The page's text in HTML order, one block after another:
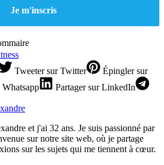
Tweetersur Twitter Épinglersur
Partagersur LinkedIn
et j'ai 32 ans. Je suis passionné par
sur notre site web, où je partage
sur les sujets qui me tiennent à cœur.